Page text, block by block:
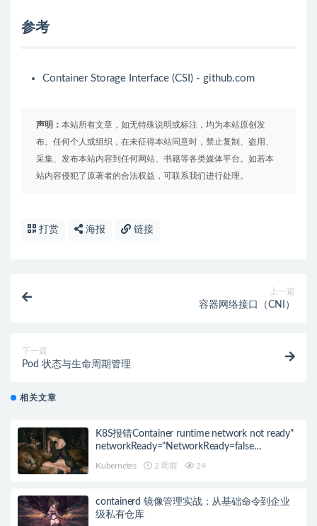
参考
Container Storage Interface (CSI) - github.com
声明： 本站所有文章，如无特殊说明或标注，均为本站原创发
布。任何个人或组织，在未征得本站同意时，禁止复制、盗用、
采集、发布本站内容到任何网站、书籍等各类媒体平台。如若本
站内容侵犯了原著者的合法权益，可联系我们进行处理。
打赏 海报 链接
上一篇
容器网络接口（CNI）
下一篇
Pod 状态与生命周期管理
相关文章
K8S报错Container runtime network not ready"
networkReady="NetworkReady=false
Kubernetes 2 周前 24
containerd 镜像管理实战：从基础命令到企业
级私有仓库